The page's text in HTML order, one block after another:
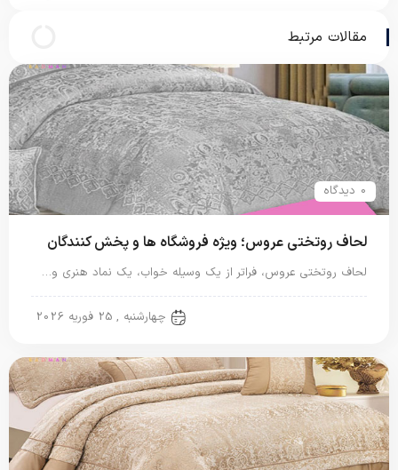
مقالات مرتبط
0 دیدگاه
لحاف روتختی عروس؛ ویژه فروشگاه ها و پخش کنندگان
لحاف روتختی عروس، فراتر از یک وسیله خواب، یک نماد هنری و…
چهارشنبه , 25 فوریه 2026